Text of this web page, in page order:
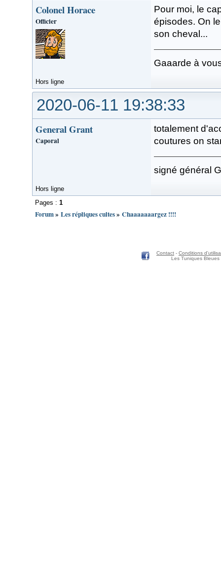
Colonel Horace
Officier
Pour moi, le
épisodes. On
son cheval...
Gaaarde à
Hors ligne
2020-06-11 19:38:33
General Grant
Caporal
totalement
coutures on
signé général
Hors ligne
Pages : 1
Forum» Les répliques cultes» Chaaaaaaargez !!!!
Contact - Conditions
Les Tuniques